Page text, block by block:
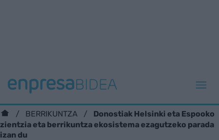
BERRIKUNTZA
Donostiak Helsinki eta Espooko
zientzia eta berrikuntza ekosistema ezagutzeko parada
izan du